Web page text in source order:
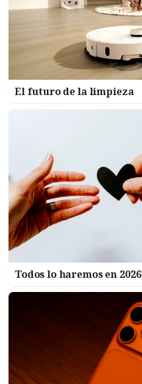
El futuro de la limpieza
Todos lo haremos en 2026